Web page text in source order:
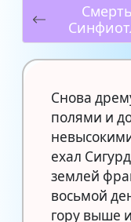
Смерть
Снова
полями и
ехал
землей
восьмой
гору выше